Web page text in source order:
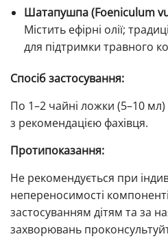
Шатапушпа (Foeniculum
Містить ефірні олії;
для підтримки травного
Спосіб застосування:
По 1–2 чайні ложки (5–10 мл)
з рекомендацією фахівця.
Протипоказання:
Не рекомендується при
непереносимості
застосуванням дітям та за
захворювань